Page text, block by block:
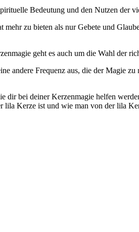
Bedeutung und den Nutzen der
zu bieten als nur Gebete und
geht es auch um die Wahl der
andere Frequenz aus, die der Magie
dir bei deiner Kerzenmagie helfen
lila Kerze ist und wie man von der lila